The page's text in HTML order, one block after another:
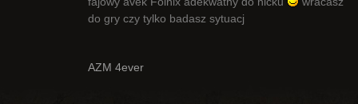
do gry czy tylko badasz sytuacj
AZM 4ever